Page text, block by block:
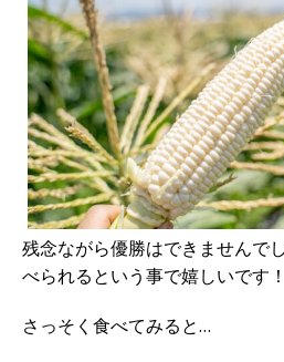
残念ながら優勝はできませんで
べられるという事で嬉しいです！
さっそく食べてみると…